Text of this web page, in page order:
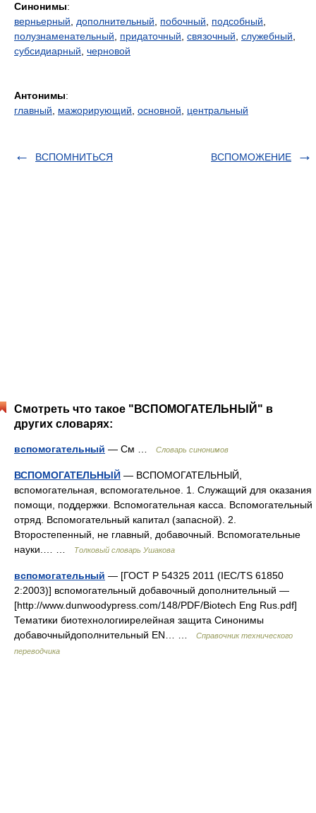
Синонимы:
верньерный
дополнительный побочный подсобный
полузнаменательный
придаточный связочный служебный
субсидиарный черновой
Антонимы:
главный
мажорирующий основной центральный
ВСПОМНИТЬСЯ ВСПОМОЖЕНИЕ
Смотреть что такое "ВСПОМОГАТЕЛЬНЫЙ" в
других словарях:
вспомогательный — См … Словарь синонимов
ВСПОМОГАТЕЛЬНЫЙ — ВСПОМОГАТЕЛЬНЫЙ,
вспомогательная, вспомогательное. 1. Служащий для оказания
помощи, поддержки. Вспомогательная касса. Вспомогательный
отряд. Вспомогательный капитал (запасной). 2.
Второстепенный, не главный, добавочный. Вспомогательные
науки.… …
Толковый словарь Ушакова
вспомогательный — [ГОСТ Р 54325 2011 (IEC/TS 61850
2:2003)] вспомогательный добавочный дополнительный —
[http://www.dunwoodypress.com/148/PDF/Biotech Eng Rus.pdf]
Тематики биотехнологиирелейная защита Синонимы
добавочныйдополнительный EN… …
Справочник технического
переводчика